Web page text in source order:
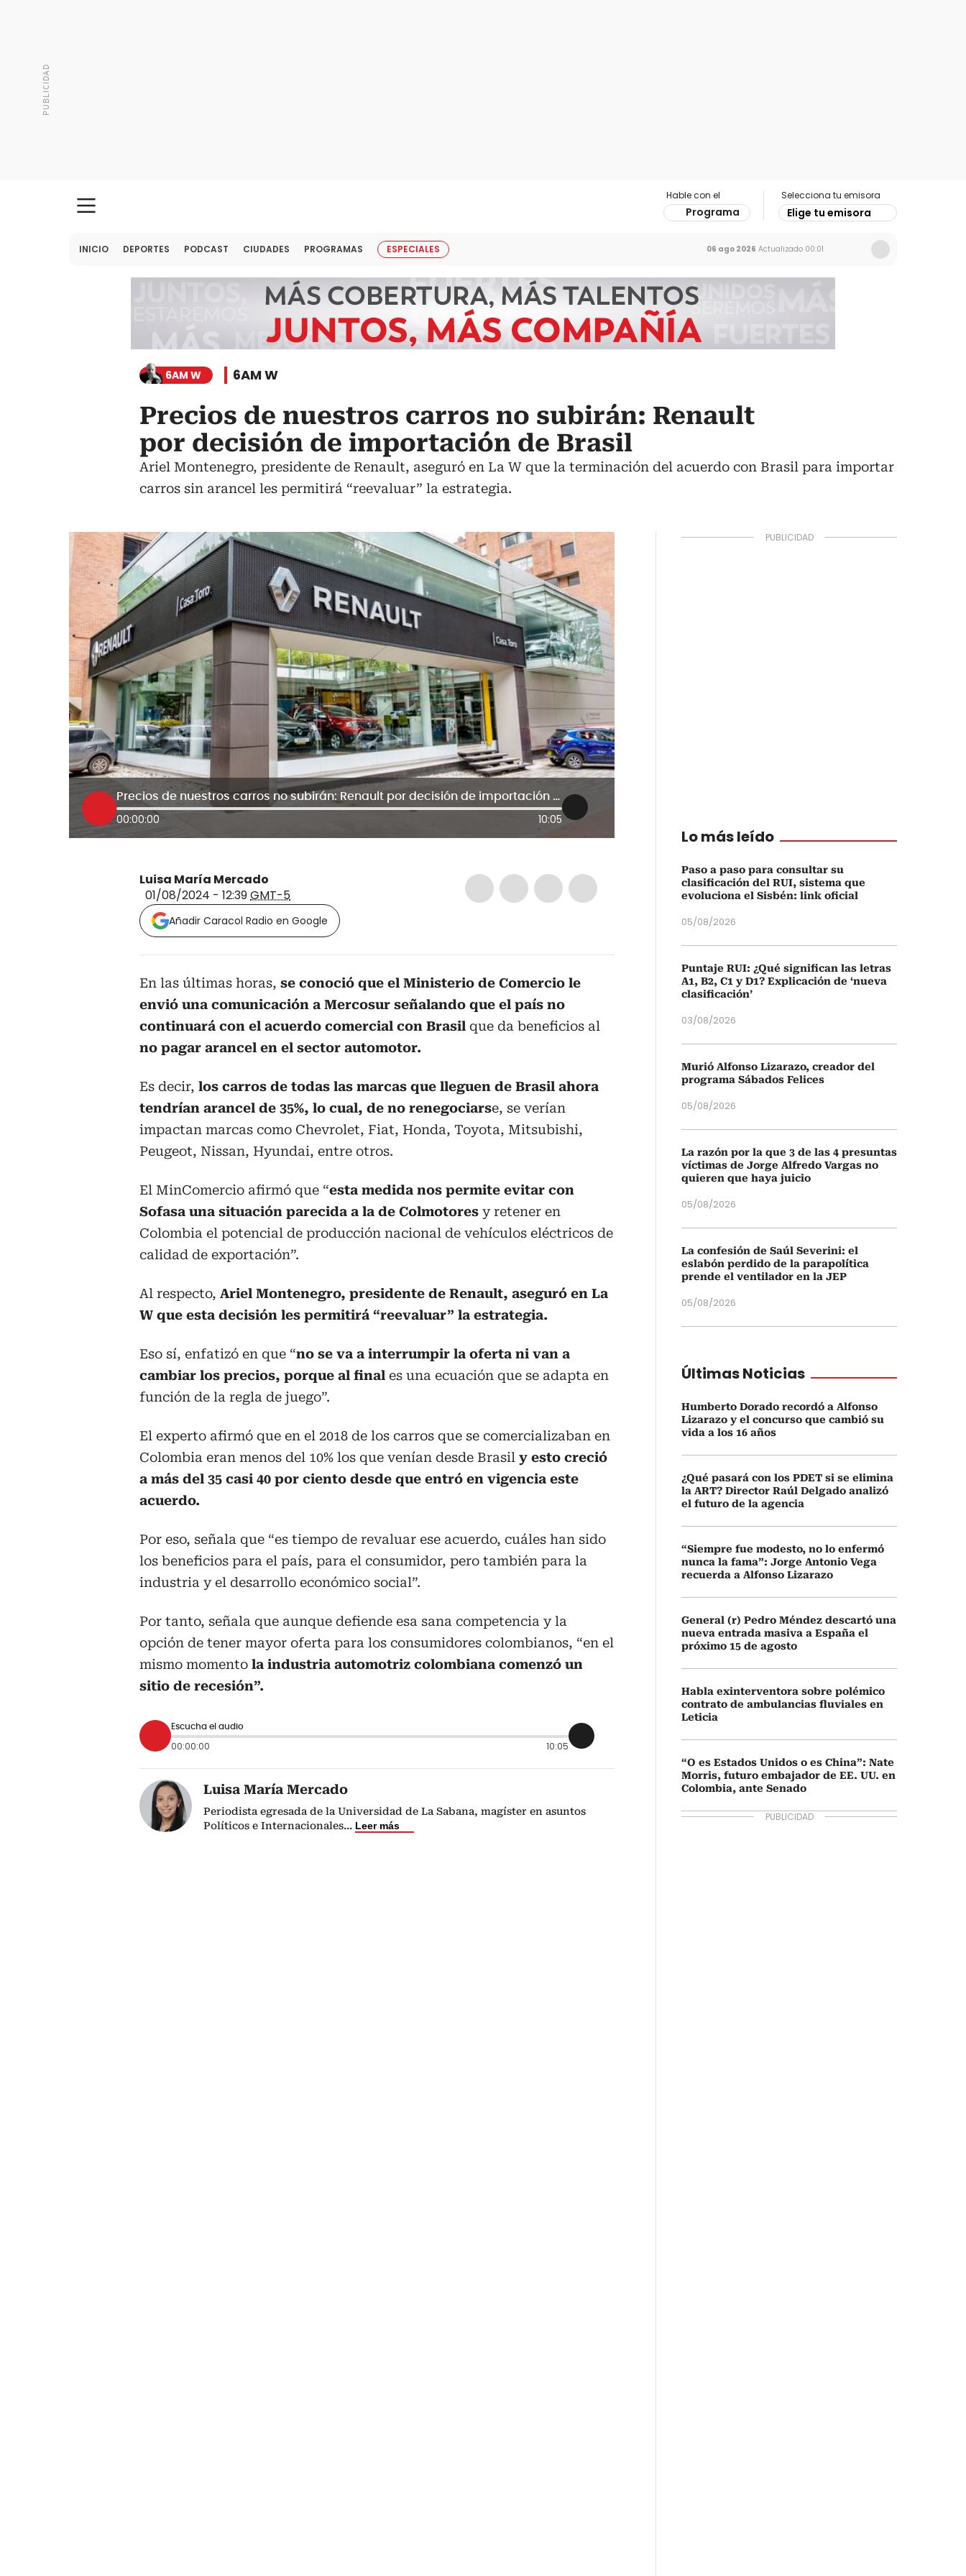
Hable con el
Programa
Selecciona tu emisora
Elige tu emisora
INICIO DEPORTES PODCAST CIUDADES PROGRAMAS ESPECIALES 06 ago 2026 Actualizado 00:01
6AM W 6AM W
Precios de nuestros carros no subirán: Renault
por decisión de importación de Brasil
Ariel Montenegro, presidente de Renault, aseguró en La W que la terminación del acuerdo con Brasil para importar
carros sin arancel les permitirá “reevaluar” la estrategia.
Precios de nuestros carros no subirán: Renault por decisión de importación de Brasil
00:00:00 10:05
Luisa María Mercado
01/08/2024 - 12:39GMT-5
Añadir Caracol Radio en Google
En las últimas horas, se conoció que el Ministerio de Comercio le
envió una comunicación a Mercosur señalando que el país no
continuará con el acuerdo comercial con Brasil que da beneficios al
no pagar arancel en el sector automotor.
Es decir, los carros de todas las marcas que lleguen de Brasil ahora
tendrían arancel de 35%, lo cual, de no renegociarse, se verían
impactan marcas como Chevrolet, Fiat, Honda, Toyota, Mitsubishi,
Peugeot, Nissan, Hyundai, entre otros.
El MinComercio afirmó que “esta medida nos permite evitar con
Sofasa una situación parecida a la de Colmotores y retener en
Colombia el potencial de producción nacional de vehículos eléctricos de
calidad de exportación”.
Al respecto, Ariel Montenegro, presidente de Renault, aseguró en La
W que esta decisión les permitirá “reevaluar” la estrategia.
Eso sí, enfatizó en que “no se va a interrumpir la oferta ni van a
cambiar los precios, porque al final es una ecuación que se adapta en
función de la regla de juego”.
El experto afirmó que en el 2018 de los carros que se comercializaban en
Colombia eran menos del 10% los que venían desde Brasil y esto creció
a más del 35 casi 40 por ciento desde que entró en vigencia este
acuerdo.
Por eso, señala que “es tiempo de revaluar ese acuerdo, cuáles han sido
los beneficios para el país, para el consumidor, pero también para la
industria y el desarrollo económico social”.
Por tanto, señala que aunque defiende esa sana competencia y la
opción de tener mayor oferta para los consumidores colombianos, “en el
mismo momento la industria automotriz colombiana comenzó un
sitio de recesión”.
Escucha el audio
00:00:00 10:05
Luisa María Mercado
Periodista egresada de la Universidad de La Sabana, magíster en asuntos
Políticos e Internacionales... Leer más
Lo más leído
Paso a paso para consultar su
clasificación del RUI, sistema que
evoluciona el Sisbén: link oficial
05/08/2026
Puntaje RUI: ¿Qué significan las letras
A1, B2, C1 y D1? Explicación de ‘nueva
clasificación’
03/08/2026
Murió Alfonso Lizarazo, creador del
programa Sábados Felices
05/08/2026
La razón por la que 3 de las 4 presuntas
víctimas de Jorge Alfredo Vargas no
quieren que haya juicio
05/08/2026
La confesión de Saúl Severini: el
eslabón perdido de la parapolítica
prende el ventilador en la JEP
05/08/2026
Últimas Noticias
Humberto Dorado recordó a Alfonso
Lizarazo y el concurso que cambió su
vida a los 16 años
¿Qué pasará con los PDET si se elimina
la ART? Director Raúl Delgado analizó
el futuro de la agencia
“Siempre fue modesto, no lo enfermó
nunca la fama”: Jorge Antonio Vega
recuerda a Alfonso Lizarazo
General (r) Pedro Méndez descartó una
nueva entrada masiva a España el
próximo 15 de agosto
Habla exinterventora sobre polémico
contrato de ambulancias fluviales en
Leticia
“O es Estados Unidos o es China”: Nate
Morris, futuro embajador de EE. UU. en
Colombia, ante Senado